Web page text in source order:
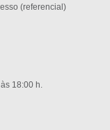
(referencial)
18:00 h.